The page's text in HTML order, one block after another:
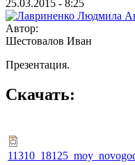
25.03.2015 - 8:25
Автор:
Шестовалов Иван
Презентация.
Скачать: